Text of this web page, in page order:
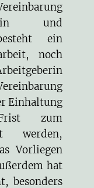
und
ein
noch
Einhaltung
zum
werden,
Vorliegen
hat
besonders